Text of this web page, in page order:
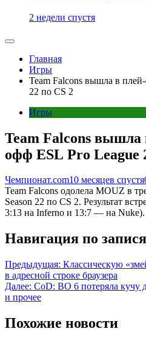
2 недели спустя
Главная
Игры
Team Falcons вышла в
22 по CS 2
Игры
Team Falcons вышла
офф ESL Pro League
Чемпионат.com10 месяцев спустя
Team Falcons одолела MOUZ в
Season 22 по CS 2. Результат
3:13 на Inferno и 13:7 — на Nuke).
Навигация по
Предыдущая: Классическую
в адресной строке браузера
Далее: CoD: BO 6 потеряла кучу
и прочее
Похожие новости